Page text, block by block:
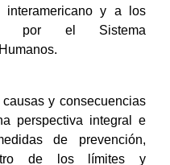
interamericano y a los
por el Sistema
y consecuencias
perspectiva integral e
de prevención,
de los límites y